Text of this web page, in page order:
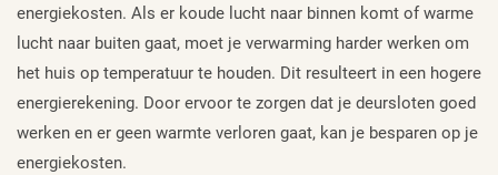
energiekosten. Als er koude lucht naar binnen komt of warme
lucht naar buiten gaat, moet je verwarming harder werken om
het huis op temperatuur te houden. Dit resulteert in een hogere
energierekening. Door ervoor te zorgen dat je deursloten goed
werken en er geen warmte verloren gaat, kan je besparen op je
energiekosten.